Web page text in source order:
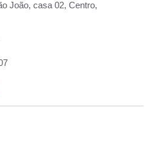
João, casa 02, Centro,